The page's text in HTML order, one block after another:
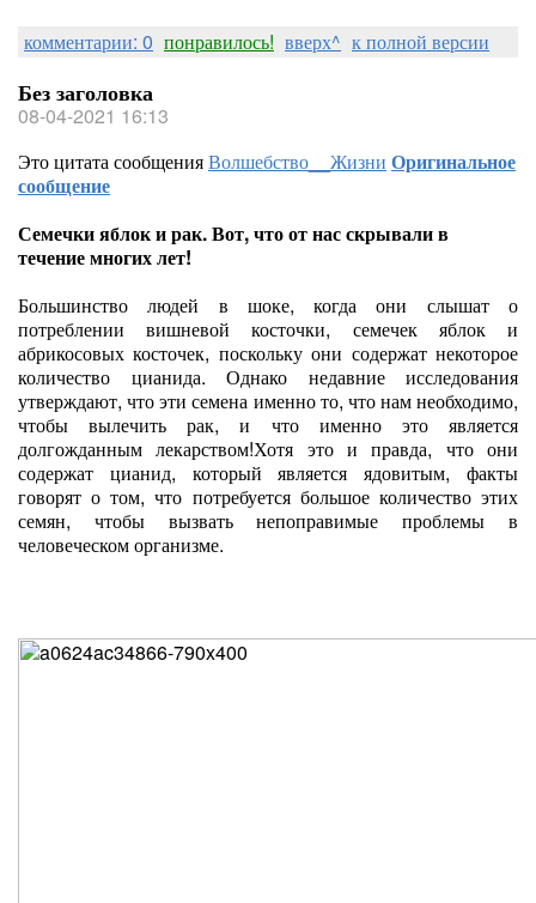
комментарии: 0 понравилось! вверх^ к полной версии
Без заголовка
08-04-2021 16:13
Это цитата сообщенияВолшебство__Жизни Оригинальное
сообщение
Семечки яблок и рак. Вот, что от нас скрывали в
течение многих лет!
Большинство людей в шоке, когда они слышат о
потреблении вишневой косточки, семечек яблок и
абрикосовых косточек, поскольку они содержат некоторое
количество цианида. Однако недавние исследования
утверждают, что эти семена именно то, что нам необходимо,
чтобы вылечить рак, и что именно это является
долгожданным лекарством!Хотя это и правда, что они
содержат цианид, который является ядовитым, факты
говорят о том, что потребуется большое количество этих
семян, чтобы вызвать непоправимые проблемы в
человеческом организме.